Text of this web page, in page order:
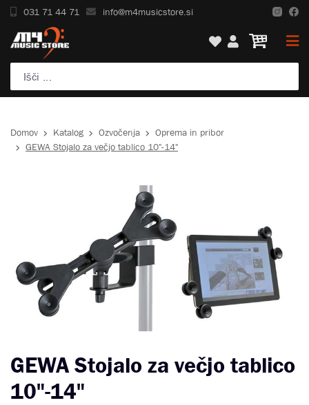
031 71 44 71 info@m4musicstore.si
Domov Katalog Ozvočenja
Oprema in pribor
GEWA Stojalo za večjo tablico 10"-14"
GEWA Stojalo za večjo tablico
10"-14"